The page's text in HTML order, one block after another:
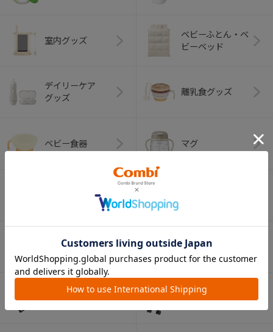
室内グッズ
ベビーふとん・ベ
ビーベッド
デイリーケア
グッズ
離乳食グッズ
ベビー食器 マグ
オーラルケア
ベビートイ
アウトドアグッズ
ペット用品